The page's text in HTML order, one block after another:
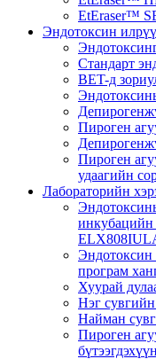
EtEraser™
Эндотоксин
Стандарт
BET-д
Пироген
Пироген
удаагийн
Лабораторийн
програм
Хуурай
Нэг
Найман
Пироген
бүтээгдэхүүн